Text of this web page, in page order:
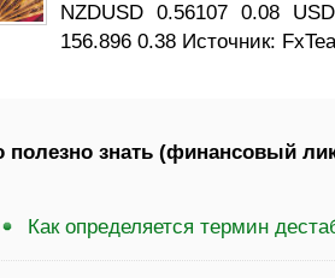
NZDUSD 0.56107 0.08
156.896 0.38 Источник:
полезно знать (финансовый
Как определяется термин